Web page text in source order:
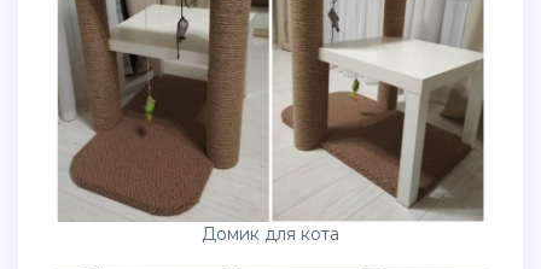
Домик для кота